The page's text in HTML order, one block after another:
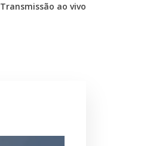
Transmissão ao vivo